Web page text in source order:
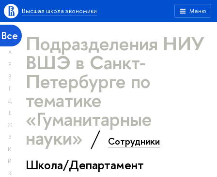
Меню
Высшая школа экономики
Все
А
Б
В
Г
Д
Е
Ж
З
И
Й
К
Подразделения НИУ
ВШЭ в Санкт-
Петербурге по
тематике
«Гуманитарные
науки» Сотрудники
Школа/Департамент